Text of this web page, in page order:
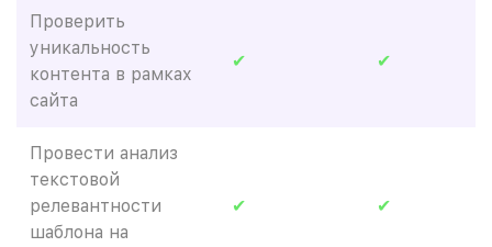
Проверить
уникальность
контента в рамках
сайта
✔ ✔
Провести анализ
текстовой
релевантности
шаблона на
✔ ✔